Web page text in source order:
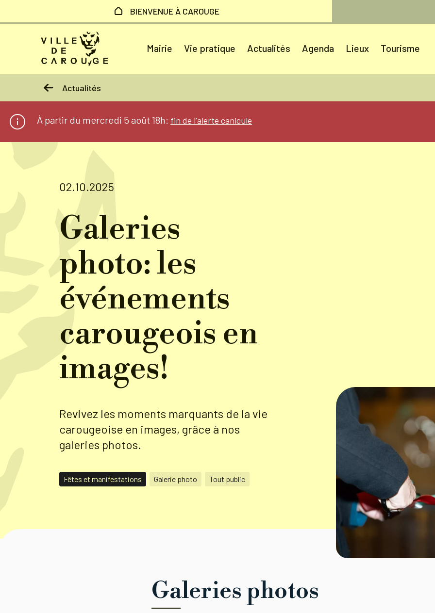
BIENVENUE À CAROUGE
Mairie Vie pratique Actualités Agenda Lieux Tourisme
Actualités
À partir du mercredi 5 août 18h: fin de l'alerte canicule
02.10.2025
Galeries
photo: les
événements
carougeois en
images!
Revivez les moments marquants de la vie
carougeoise en images, grâce à nos
galeries photos.
Fêtes et manifestations Galerie photo Tout public
Galeries photos